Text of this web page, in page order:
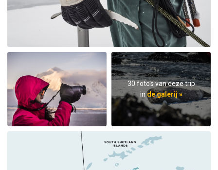
30 foto's van deze trip
inde galerij »